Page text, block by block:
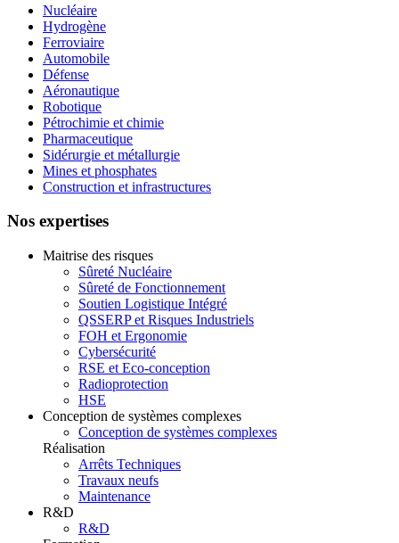
Nucléaire
Hydrogène
Ferroviaire
Automobile
Défense
Aéronautique
Robotique
Pétrochimie et chimie
Pharmaceutique
Sidérurgie et métallurgie
Mines et phosphates
Construction et infrastructures
Nos expertises
Maitrise des risques
Sûreté Nucléaire
Sûreté de Fonctionnement
Soutien Logistique Intégré
QSSERP et Risques Industriels
FOH et Ergonomie
Cybersécurité
RSE et Eco-conception
Radioprotection
HSE
Conception de systèmes complexes
Conception de systèmes complexes
Réalisation
Arrêts Techniques
Travaux neufs
Maintenance
R&D
R&D